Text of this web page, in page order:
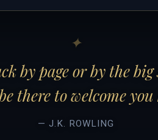
by page or by the
there to welcome you
— J.K. ROWLING